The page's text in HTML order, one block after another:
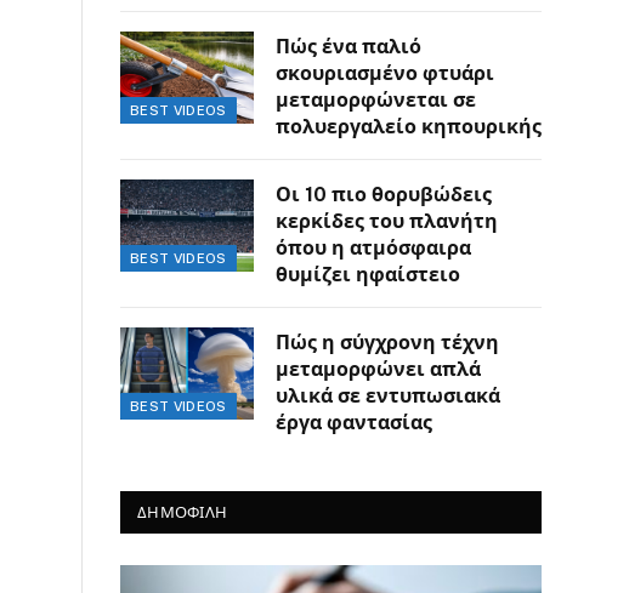
BEST VIDEOS
Πώς ένα παλιό
σκουριασμένο φτυάρι
μεταμορφώνεται σε
πολυεργαλείο κηπουρικής
BEST VIDEOS
Οι 10 πιο θορυβώδεις
κερκίδες του πλανήτη
όπου η ατμόσφαιρα
θυμίζει ηφαίστειο
BEST VIDEOS
Πώς η σύγχρονη τέχνη
μεταμορφώνει απλά
υλικά σε εντυπωσιακά
έργα φαντασίας
ΔΗΜΟΦΙΛΗ